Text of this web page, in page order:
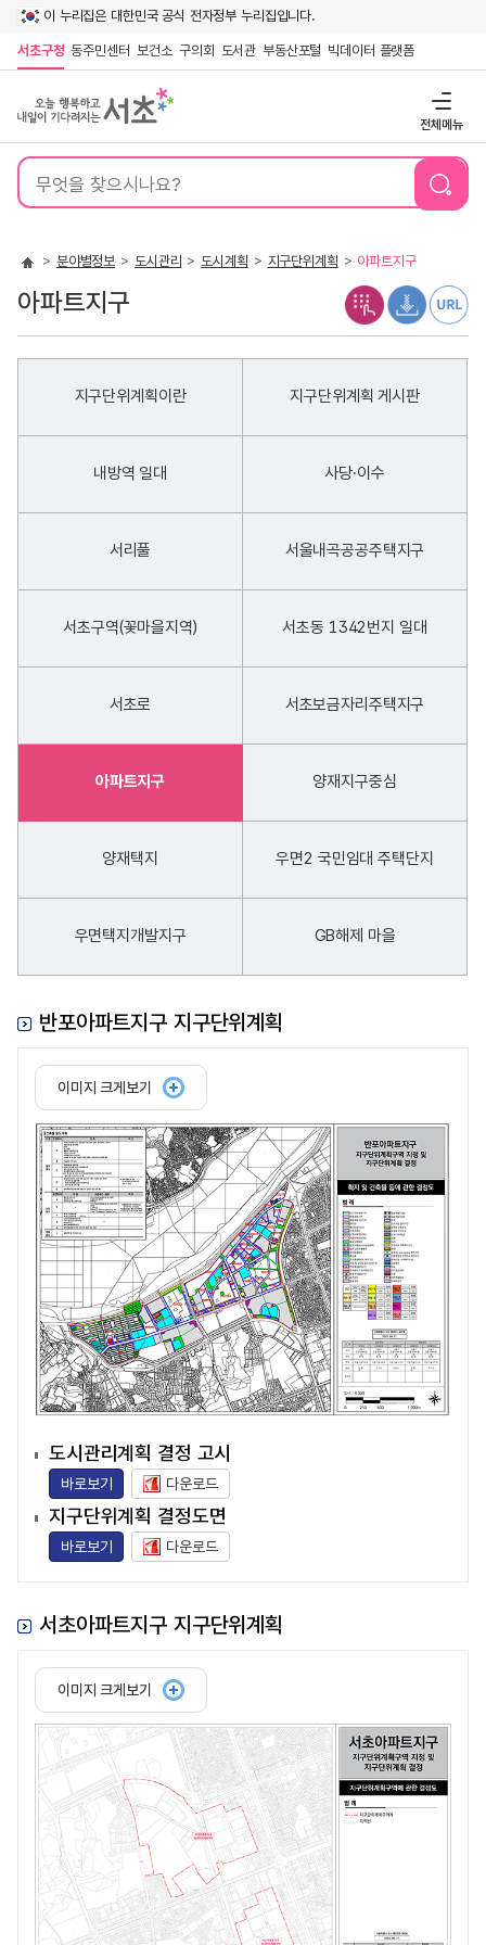
이 누리집은 대한민국 공식 전자정부 누리집입니다.
서초구청 동주민센터 보건소 구의회 도서관 부동산포털 빅데이터 플랫폼
전체메뉴
통
검
분야별정보 도시관리 도시계획 지구단위계획 아파트지구
아파트지구
지구단위계획이란 지구단위계획 게시판
내방역 일대 사당·이수
서리풀 서울내곡공공주택지구
서초구역(꽃마을지역) 서초동 1342번지 일대
서초로 서초보금자리주택지구
아파트지구 양재지구중심
양재택지 우면2 국민임대 주택단지
우면택지개발지구 GB해제 마을
반포아파트지구 지구단위계획
이미지 크게보기
도시관리계획 결정 고시
바로보기 다운로드
지구단위계획 결정도면
바로보기 다운로드
서초아파트지구 지구단위계획
이미지 크게보기